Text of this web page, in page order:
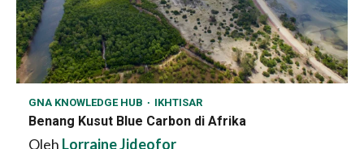
GNA KNOWLEDGE HUB IKHTISAR
Benang Kusut Blue Carbon di Afrika
Oleh Lorraine Jideofor